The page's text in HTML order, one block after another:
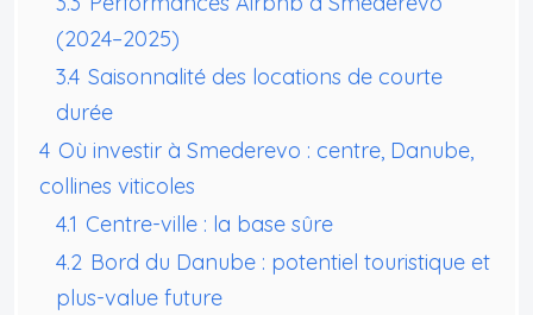
(2024–2025)
3.4 Saisonnalité des locations de courte
durée
4 Où investir à Smederevo : centre, Danube,
collines viticoles
4.1 Centre-ville : la base sûre
4.2 Bord du Danube : potentiel touristique et
plus-value future